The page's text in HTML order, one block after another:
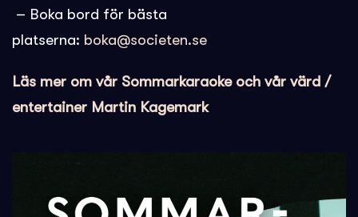
– Boka bord för bästa
platserna: boka@societen.se
Läs mer om vår Sommarkaraoke och vår värd /
entertainer Martin Kagemark